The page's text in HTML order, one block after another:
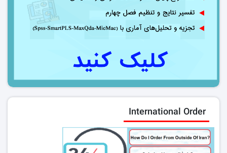
International Order